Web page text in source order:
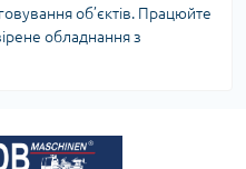
об’єктів. Працюйте
обладнання з